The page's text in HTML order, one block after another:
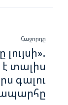
Հաջորդը
է տալիս
գալու